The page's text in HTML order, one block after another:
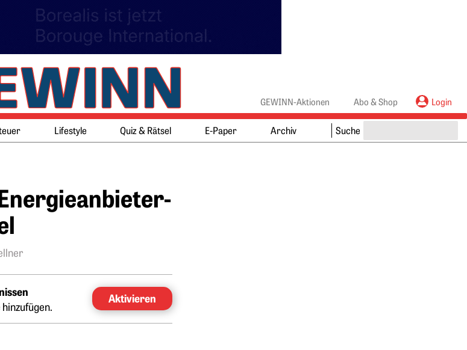
Springe zum Ende des Werbebanners
Springe zum Anfang des Werbebanners
GEWINN-Aktionen Abo & Shop Login
Lifestyle Quiz & Rätsel E-Paper Archiv Suche
Aktivieren